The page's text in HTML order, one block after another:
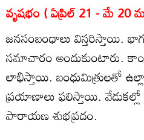
వృషభం ( ఏప్రిల్‌ 21 - మే 20
జనసంబంధాలు విస్తరిస్తాయి.
సమాచారం అందుకుంటారు.
లాభిస్తాయి. బంధుమిత్రులతో
ప్రయాణాలు ఫలిస్తాయి. వేడుకల్లో
పారాయణ శుభప్రదం.